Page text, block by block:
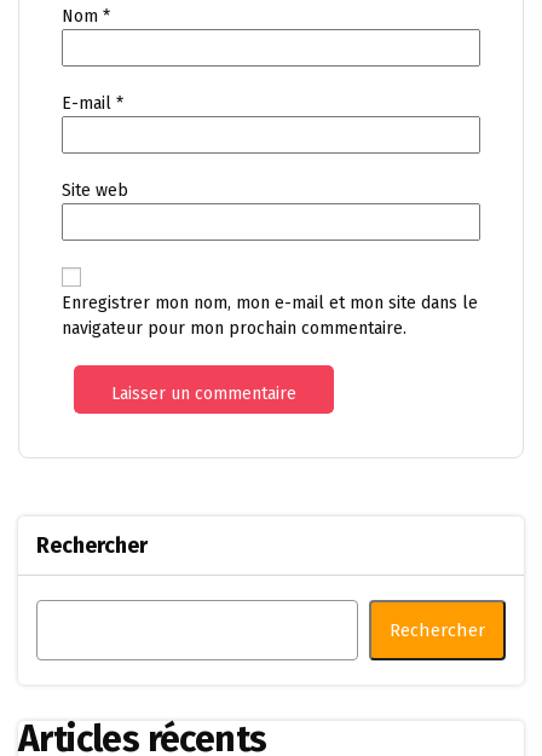
Nom *
E-mail *
Site web
Enregistrer mon nom, mon e-mail et mon site dans le
navigateur pour mon prochain commentaire.
Rechercher
Rechercher
Articles récents